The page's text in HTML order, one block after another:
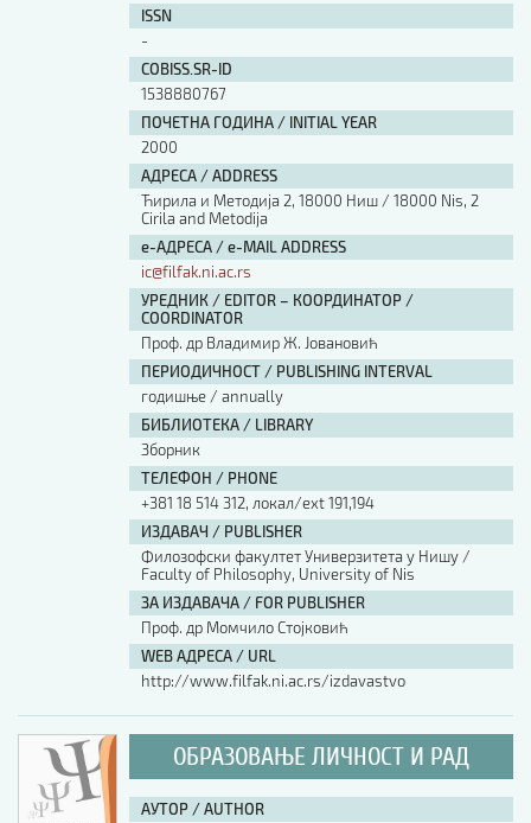
ISSN
-
COBISS.SR-ID
1538880767
ПОЧЕТНА ГОДИНА / INITIAL YEAR
2000
АДРЕСА / ADDRESS
Ћирила и Методија 2, 18000 Ниш / 18000 Nis, 2
Cirila and Metodija
е-АДРЕСА / e-MAIL ADDRESS
ic@filfak.ni.ac.rs
УРЕДНИК / EDITOR – КООРДИНАТОР /
COORDINATOR
Проф. др Владимир Ж. Јовановић
ПЕРИОДИЧНОСТ / PUBLISHING INTERVAL
годишње / annually
БИБЛИОТЕКА / LIBRARY
Зборник
ТЕЛЕФОН / PHONE
+381 18 514 312, локал/ext 191,194
ИЗДАВАЧ / PUBLISHER
Филозофски факултет Универзитета у Нишу /
Faculty of Philosophy, University of Nis
ЗА ИЗДАВАЧА / FOR PUBLISHER
Проф. др Момчило Стојковић
WEB АДРЕСА / URL
http://www.filfak.ni.ac.rs/izdavastvo
ОБРАЗОВАЊЕ ЛИЧНОСТ И РАД
АУТОР / AUTHOR